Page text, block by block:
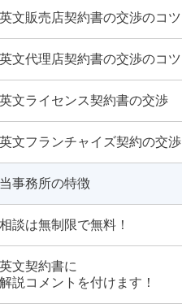
英文販売店契約書の交渉のコツ
英文代理店契約書の交渉のコツ
英文ライセンス契約書の交渉
英文フランチャイズ契約の交渉
当事務所の特徴
相談は無制限で無料！
英文契約書に
解説コメントを付けます！